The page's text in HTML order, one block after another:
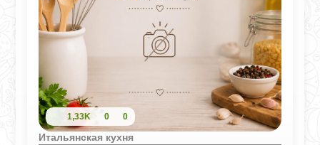
1,33K 0 0
Итальянская кухня